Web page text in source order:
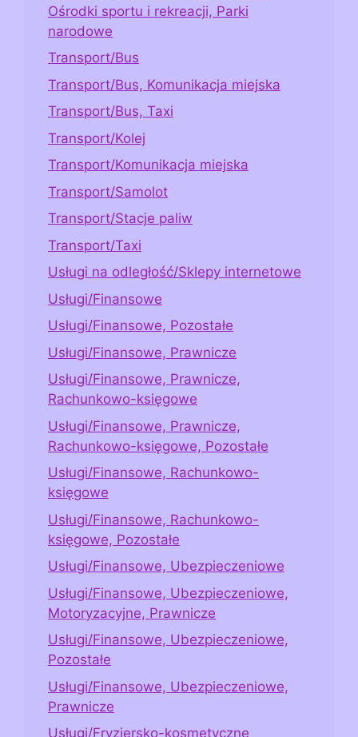
Ośrodki sportu i rekreacji, Parki
narodowe
Transport/Bus
Transport/Bus, Komunikacja miejska
Transport/Bus, Taxi
Transport/Kolej
Transport/Komunikacja miejska
Transport/Samolot
Transport/Stacje paliw
Transport/Taxi
Usługi na odległość/Sklepy internetowe
Usługi/Finansowe
Usługi/Finansowe, Pozostałe
Usługi/Finansowe, Prawnicze
Usługi/Finansowe, Prawnicze,
Rachunkowo-księgowe
Usługi/Finansowe, Prawnicze,
Rachunkowo-księgowe, Pozostałe
Usługi/Finansowe, Rachunkowo-
księgowe
Usługi/Finansowe, Rachunkowo-
księgowe, Pozostałe
Usługi/Finansowe, Ubezpieczeniowe
Usługi/Finansowe, Ubezpieczeniowe,
Motoryzacyjne, Prawnicze
Usługi/Finansowe, Ubezpieczeniowe,
Pozostałe
Usługi/Finansowe, Ubezpieczeniowe,
Prawnicze
Usługi/Fryzjersko-kosmetyczne